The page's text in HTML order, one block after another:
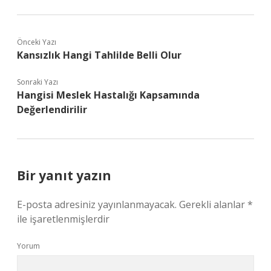
Önceki Yazı
Kansızlık Hangi Tahlilde Belli Olur
Sonraki Yazı
Hangisi Meslek Hastalığı Kapsamında
Değerlendirilir
Bir yanıt yazın
E-posta adresiniz yayınlanmayacak. Gerekli alanlar*
ile işaretlenmişlerdir
Yorum